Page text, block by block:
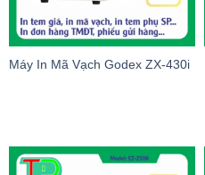
Máy In Mã Vạch Godex ZX-430i